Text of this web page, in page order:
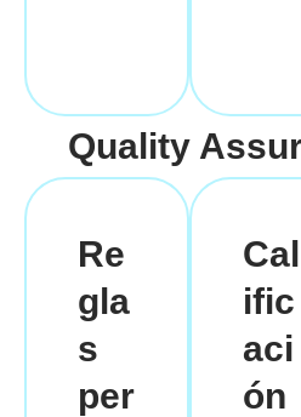
Quality
Re
gla
s
per
Cal
ific
aci
ón